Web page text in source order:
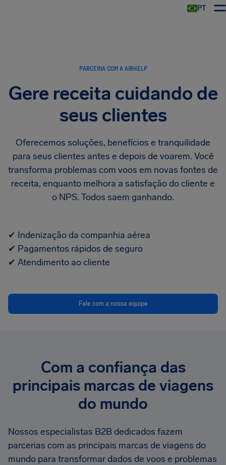
PT
PARCERIA COM A AIRHELP
Gere receita cuidando de
seus clientes
Oferecemos soluções, benefícios e tranquilidade
para seus clientes antes e depois de voarem. Você
transforma problemas com voos em novas fontes de
receita, enquanto melhora a satisfação do cliente e
o NPS. Todos saem ganhando.
✔ Indenização da companhia aérea
✔ Pagamentos rápidos de seguro
✔ Atendimento ao cliente
Fale com a nossa equipe
Com a confiança das
principais marcas de viagens
do mundo
Nossos especialistas B2B dedicados fazem
parcerias com as principais marcas de viagens do
mundo para transformar dados de voos e problemas